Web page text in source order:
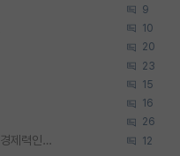
9
10
20
23
15
16
26
박사진학하기에 2억은 괜찮은 (?) 정도의 경제력인가요 12